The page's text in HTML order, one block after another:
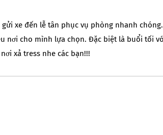
xe đến lễ tân phục vụ phòng nhanh
nơi cho mình lựa chọn. Đặc biệt là buổi tối
xả tress nhe các bạn!!!